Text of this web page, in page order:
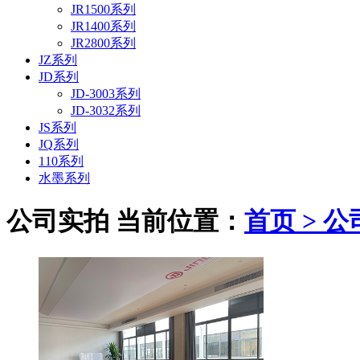
JR1500系列
JR1400系列
JR2800系列
JZ系列
JD系列
JD-3003系列
JD-3032系列
JS系列
JQ系列
110系列
水墨系列
公司实拍 当前位置： 首页 > 公